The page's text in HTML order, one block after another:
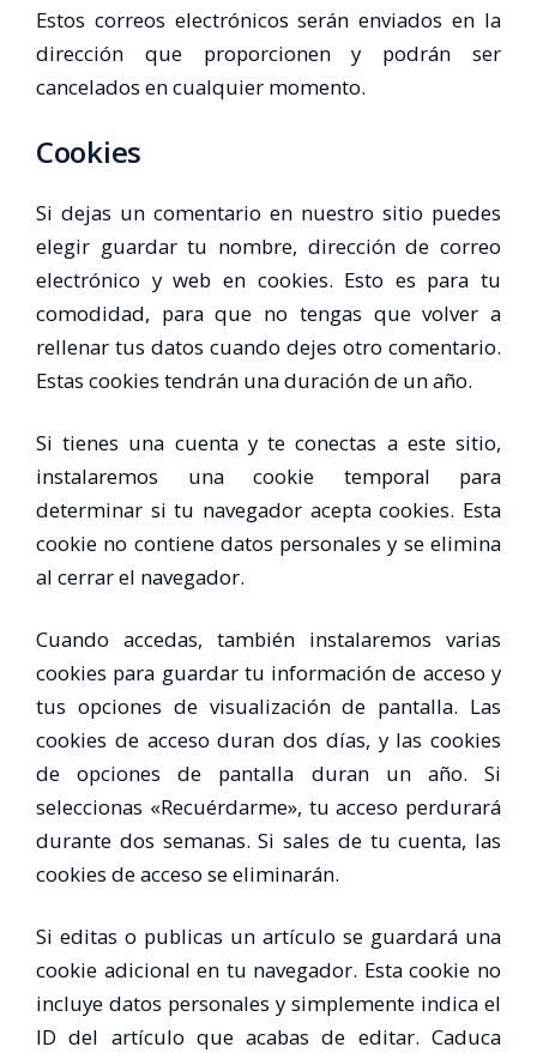
Estos correos electrónicos serán enviados en la
dirección que proporcionen y podrán ser
cancelados en cualquier momento.
Cookies
Si dejas un comentario en nuestro sitio puedes
elegir guardar tu nombre, dirección de correo
electrónico y web en cookies. Esto es para tu
comodidad, para que no tengas que volver a
rellenar tus datos cuando dejes otro comentario.
Estas cookies tendrán una duración de un año.
Si tienes una cuenta y te conectas a este sitio,
instalaremos una cookie temporal para
determinar si tu navegador acepta cookies. Esta
cookie no contiene datos personales y se elimina
al cerrar el navegador.
Cuando accedas, también instalaremos varias
cookies para guardar tu información de acceso y
tus opciones de visualización de pantalla. Las
cookies de acceso duran dos días, y las cookies
de opciones de pantalla duran un año. Si
seleccionas «Recuérdarme», tu acceso perdurará
durante dos semanas. Si sales de tu cuenta, las
cookies de acceso se eliminarán.
Si editas o publicas un artículo se guardará una
cookie adicional en tu navegador. Esta cookie no
incluye datos personales y simplemente indica el
ID del artículo que acabas de editar. Caduca